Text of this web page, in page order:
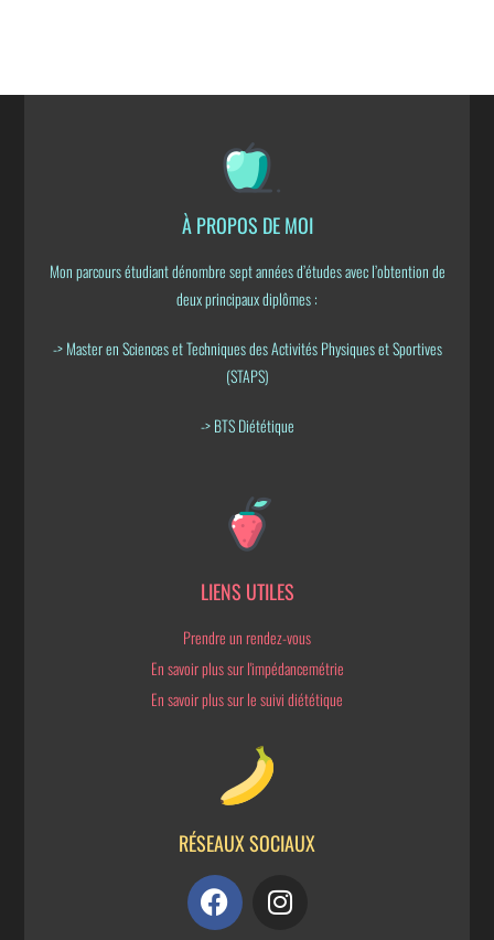
À PROPOS DE MOI
Mon parcours étudiant dénombre sept années d’études avec l’obtention de
deux principaux diplômes :
-> Master en Sciences et Techniques des Activités Physiques et Sportives
(STAPS)
-> BTS Diététique
LIENS UTILES
Prendre un rendez-vous
En savoir plus sur l'impédancemétrie
En savoir plus sur le suivi diététique
RÉSEAUX SOCIAUX